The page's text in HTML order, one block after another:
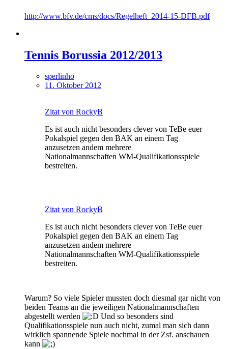
http://www.bfv.de/cms/docs/Regelheft_2014-15-DFB.pdf
Tennis Borussia 2012/2013
sperlinho
11. Oktober 2012
Zitat von RockyB
Es ist auch nicht besonders clever von TeBe euer
Pokalspiel gegen den BAK an einem Tag
anzusetzen andem mehrere
Nationalmannschaften WM-Qualifikationsspiele
bestreiten.
Zitat von RockyB
Es ist auch nicht besonders clever von TeBe euer
Pokalspiel gegen den BAK an einem Tag
anzusetzen andem mehrere
Nationalmannschaften WM-Qualifikationsspiele
bestreiten.
Warum? So viele Spieler mussten doch diesmal gar nicht von
beiden Teams an die jeweiligen Nationalmannschaften
abgestellt werden
Und so besonders sind
Qualifikationsspiele nun auch nicht, zumal man sich dann
wirklich spannende Spiele nochmal in der Zsf. anschauen
kann